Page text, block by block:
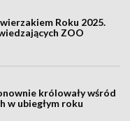
Roku 2025.
ZOO
królowały wśród
w ubiegłym roku